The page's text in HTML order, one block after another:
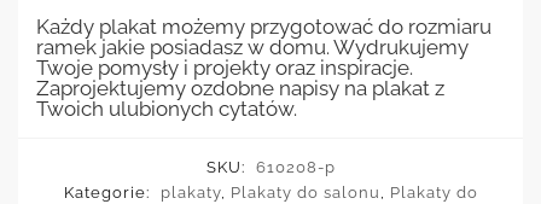
Każdy plakat możemy przygotować do rozmiaru
ramek jakie posiadasz w domu. Wydrukujemy
Twoje pomysły i projekty oraz inspiracje.
Zaprojektujemy ozdobne napisy na plakat z
Twoich ulubionych cytatów.
SKU:
610208-p
Kategorie:
plakaty, Plakaty do salonu , Plakaty do